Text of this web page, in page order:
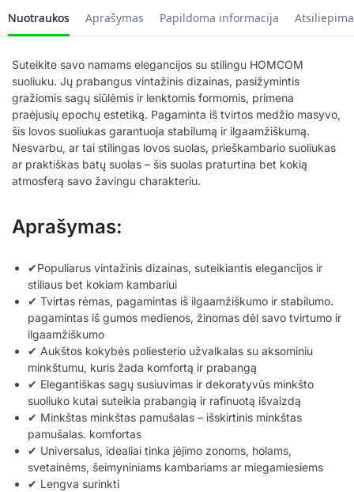
Nuotraukos Aprašymas Papildoma informacija
Suteikite savo namams elegancijos su stilingu HOMCOM
suoliuku. Jų prabangus vintažinis dizainas, pasižymintis
gražiomis sagų siūlėmis ir lenktomis formomis, primena
praėjusių epochų estetiką. Pagaminta iš tvirtos medžio masyvo,
šis lovos suoliukas garantuoja stabilumą ir ilgaamžiškumą.
Nesvarbu, ar tai stilingas lovos suolas, prieškambario suoliukas
ar praktiškas batų suolas – šis suolas praturtina bet kokią
atmosferą savo žavingu charakteriu.
Aprašymas:
✔Populiarus vintažinis dizainas, suteikiantis elegancijos ir
stiliaus bet kokiam kambariui
✔ Tvirtas rėmas, pagamintas iš ilgaamžiškumo ir stabilumo.
pagamintas iš gumos medienos, žinomas dėl savo tvirtumo ir
ilgaamžiškumo
✔ Aukštos kokybės poliesterio užvalkalas su aksominiu
minkštumu, kuris žada komfortą ir prabangą
✔ Elegantiškas sagų susiuvimas ir dekoratyvūs minkšto
suoliuko kutai suteikia prabangią ir rafinuotą išvaizdą
✔ Minkštas minkštas pamušalas – išskirtinis minkštas
pamušalas. komfortas
✔ Universalus, idealiai tinka įėjimo zonoms, holams,
svetainėms, šeimyniniams kambariams ar miegamiesiems
✔ Lengva surinkti